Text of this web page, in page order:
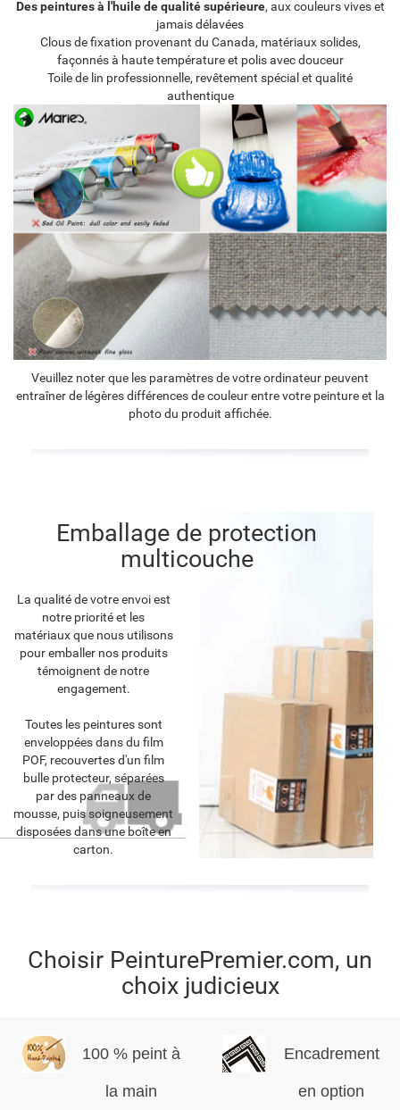
Des peintures à l'huile de qualité supérieure, aux couleurs vives et
jamais délavées
Clous de fixation provenant du Canada, matériaux solides,
façonnés à haute température et polis avec douceur
Toile de lin professionnelle, revêtement spécial et qualité
authentique
Veuillez noter que les paramètres de votre ordinateur peuvent
entraîner de légères différences de couleur entre votre peinture et la
photo du produit affichée.
Emballage de protection
multicouche
La qualité de votre envoi est
notre priorité et les
matériaux que nous utilisons
pour emballer nos produits
témoignent de notre
engagement.
Toutes les peintures sont
enveloppées dans du film
POF, recouvertes d'un film
bulle protecteur, séparées
par des panneaux de
mousse, puis soigneusement
disposées dans une boîte en
carton.
Choisir PeinturePremier.com, un
choix judicieux
100 % peint à
la main
Encadrement
en option